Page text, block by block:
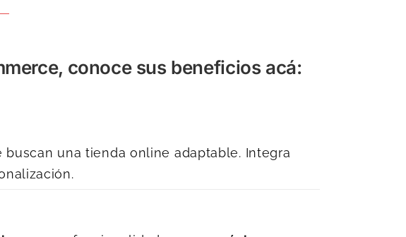
conoce sus beneficios acá:
una tienda online adaptable. Integra